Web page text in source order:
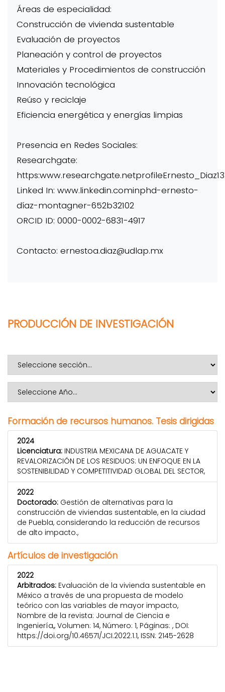
Áreas de especialidad:
Construcción de vivienda sustentable
Evaluación de proyectos
Planeación y control de proyectos
Materiales y Procedimientos de construcción
Innovación tecnológica
Reúso y reciclaje
Eficiencia energética y energías limpias
Presencia en Redes Sociales:
Researchgate:
https:www.researchgate.netprofileErnesto_Diaz13
Linked In: www.linkedin.cominphd-ernesto-
díaz-montagner-652b32102
ORCID ID: 0000-0002-6831-4917
Contacto: ernestoa.diaz@udlap.mx
PRODUCCIÓN DE INVESTIGACIÓN
Formación de recursos humanos. Tesis dirigidas
2024
Licenciatura: INDUSTRIA MEXICANA DE AGUACATE Y
REVALORIZACIÓN DE LOS RESIDUOS: UN ENFOQUE EN LA
SOSTENIBILIDAD Y COMPETITIVIDAD GLOBAL DEL SECTOR,
2022
Doctorado: Gestión de alternativas para la
construcción de viviendas sustentable, en la ciudad
de Puebla, considerando la reducción de recursos
de alto impacto.,
Artículos de investigación
2022
Arbitrados: Evaluación de la vivienda sustentable en
México a través de una propuesta de modelo
teórico con las variables de mayor impacto,
Nombre de la revista: Journal de Ciencia e
Ingeniería,, Volumen: 14, Número: 1, Páginas: , DOI:
https://doi.org/10.46571/JCI.2022.1.1, ISSN: 2145-2628